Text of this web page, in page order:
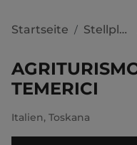
Startseite / Stellplätze
TEMERICI
Italien, Toskana